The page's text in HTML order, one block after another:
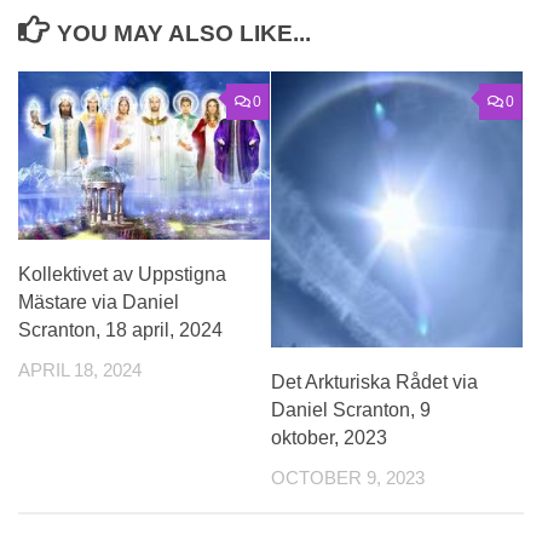
YOU MAY ALSO LIKE...
0
Kollektivet av Uppstigna
Mästare via Daniel
Scranton, 18 april, 2024
APRIL 18, 2024
0
Det Arkturiska Rådet via
Daniel Scranton, 9
oktober, 2023
OCTOBER 9, 2023